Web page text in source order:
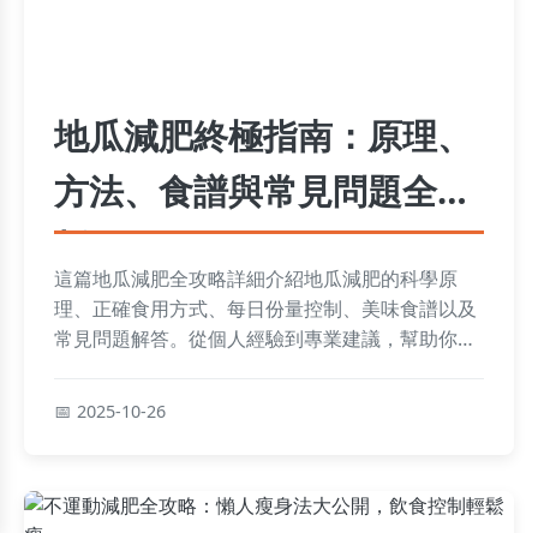
地瓜減肥終極指南：原理、
方法、食譜與常見問題全解
析
這篇地瓜減肥全攻略詳細介紹地瓜減肥的科學原
理、正確食用方式、每日份量控制、美味食譜以及
常見問題解答。從個人經驗到專業建議，幫助你健
2025-10-26